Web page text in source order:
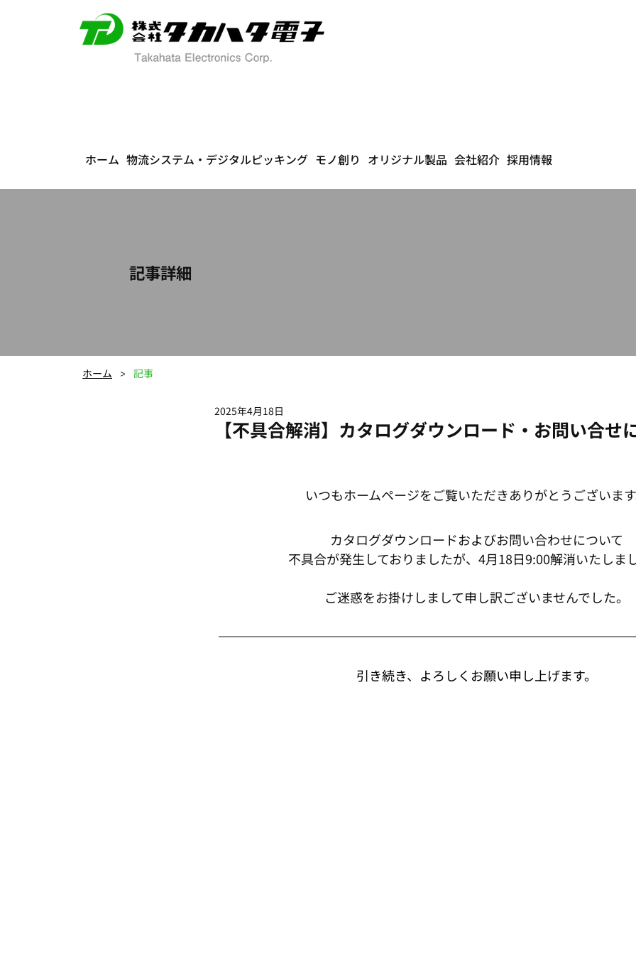
ホーム 物流システム・デジタルピッキング モノ創り オリジナル製品 会社紹介 採用情報
​記事詳細
ホーム > 記事
【不具合解消】カタログダウンロード・お問い合せ
2025年4月18日
いつもホームページをご覧いただきありがとうございます
カタログダウンロードおよびお問い合わせについて
不具合が発生しておりましたが、4月18日9:00解消いたしま
ご迷惑をお掛けしまして申し訳ございませんでした。
引き続き、よろしくお願い申し上げます。